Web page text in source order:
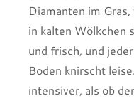
Diamanten im
in kalten Wölkchen
und frisch, und
Boden knirscht
intensiver, als ob